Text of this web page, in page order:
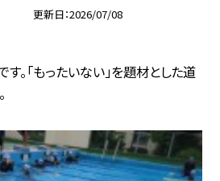
更新日 2026/07/08
。「もったいない」を題材とした道